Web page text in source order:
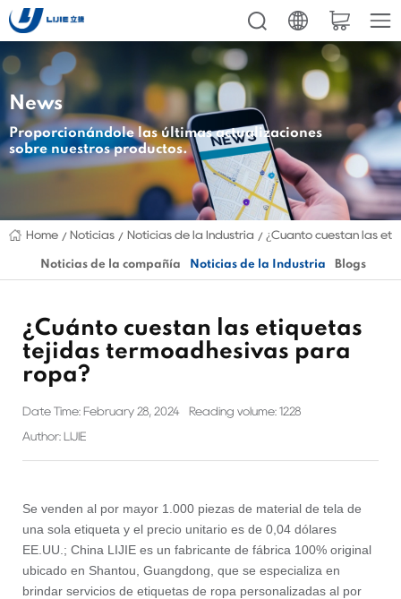
News
Proporcionándole las últimas actualizaciones
sobre nuestros productos.
Home Noticias Noticias de la Industria ¿Cuánto cuestan las
Noticias de la compañía Noticias de la Industria Blogs
¿Cuánto cuestan las etiquetas
tejidas termoadhesivas para
ropa?
Date Time: February 28, 2024 Reading volume: 1228
Author: LIJIE
Se venden al por mayor 1.000 piezas de material de tela de
una sola etiqueta y el precio unitario es de 0,04 dólares
EE.UU.; China LIJIE es un fabricante de fábrica 100% original
ubicado en Shantou, Guangdong, que se especializa en
brindar servicios de etiquetas de ropa personalizadas al por